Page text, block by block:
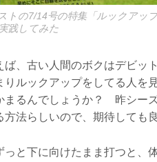
トの7/14号の特集「ルックアッ
践してみた
ば、古い人間のボクはデビッ
りルックアップをしてる人を
まるんでしょうか？ 昨シー
法らしいので、期待しても
っと下に向けたまま打つと、